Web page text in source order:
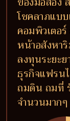
โชคลาภแบ
คอมพิวเตอ
หน้าอสังหา
ลงทุนระยะ
ธุรกิจแฟรน
ถมดิน ถมที่
จำนวนมากๆ